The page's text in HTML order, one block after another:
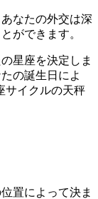
なたの外交は深
ができます。
星座を決定しま
の誕生日によ
サイクルの天秤
置によって決ま